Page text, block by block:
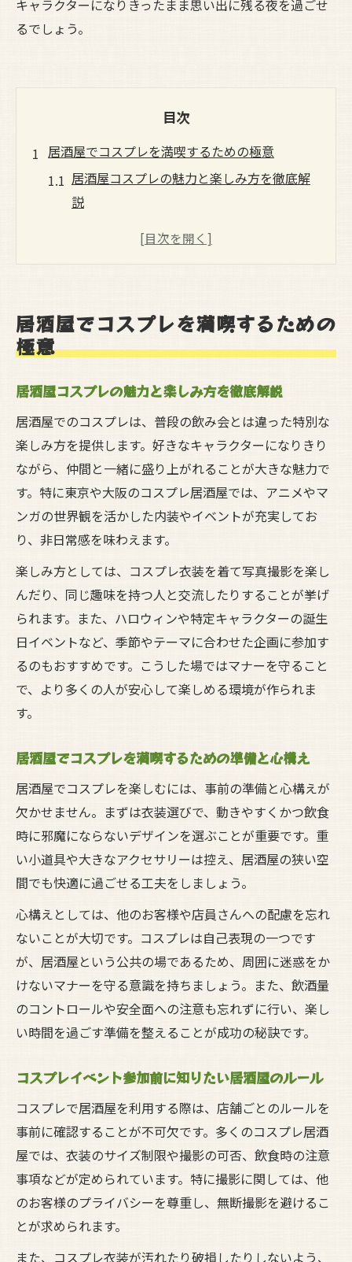
キャラクターになりきったまま思い出に残る夜を過ごせ
るでしょう。
目次
居酒屋でコスプレを満喫するための極意
居酒屋コスプレの魅力と楽しみ方を徹底解
説
居酒屋でコスプレを満喫するための準備と
コスプレで居酒屋を利用する際のポイント
紹介
居酒屋コスプレ体験を充実させるためのコ
ツ
コスプレ衣装で安心して楽しむ居酒屋体験
居酒屋コスプレ時に気をつけたい衣装の選
び方
居酒屋で安心して楽しむコスプレ衣装の工
夫
点
居酒屋でコスプレを安全に楽しむ衣装管理
コスプレ衣装の露出NGと居酒屋のマナー
マナーを守って居酒屋コスプレを満喫しよう
居酒屋で求められるコスプレの暗黙ルール
解説
居酒屋コスプレでNGとなる行為とその理由
コスプレ居酒屋で安心して過ごすためのマ
ナー
居酒屋でコスプレを楽しむ際のマナー違反
回避法
安全に配慮した居酒屋のコスプレルール解説
居酒屋でコスプレを安全に楽しむための基
本ルール
コスプレ居酒屋で守るべき安全対策のポイ
ント
居酒屋コスプレ体験時のリスクと注意事項
コスプレ初心者が安心できる居酒屋ルール
解説
気軽に居酒屋でコスプレするポイント集
居酒屋で気軽にコスプレを始めるためのヒ
ント
コスプレ初心者も安心な居酒屋選びのコツ
居酒屋でコスプレを満喫するための
極意
居酒屋コスプレの魅力と楽しみ方を徹底解説
居酒屋でのコスプレは、普段の飲み会とは違った特別な
楽しみ方を提供します。好きなキャラクターになりきり
ながら、仲間と一緒に盛り上がれることが大きな魅力で
す。特に東京や大阪のコスプレ居酒屋では、アニメやマ
ンガの世界観を活かした内装やイベントが充実してお
り、非日常感を味わえます。
楽しみ方としては、コスプレ衣装を着て写真撮影を楽し
んだり、同じ趣味を持つ人と交流したりすることが挙げ
られます。また、ハロウィンや特定キャラクターの誕生
日イベントなど、季節やテーマに合わせた企画に参加す
るのもおすすめです。こうした場ではマナーを守ること
で、より多くの人が安心して楽しめる環境が作られま
す。
居酒屋でコスプレを満喫するための準備と心構え
居酒屋でコスプレを楽しむには、事前の準備と心構えが
欠かせません。まずは衣装選びで、動きやすくかつ飲食
時に邪魔にならないデザインを選ぶことが重要です。重
い小道具や大きなアクセサリーは控え、居酒屋の狭い空
間でも快適に過ごせる工夫をしましょう。
心構えとしては、他のお客様や店員さんへの配慮を忘れ
ないことが大切です。コスプレは自己表現の一つです
が、居酒屋という公共の場であるため、周囲に迷惑をか
けないマナーを守る意識を持ちましょう。また、飲酒量
のコントロールや安全面への注意も忘れずに行い、楽し
い時間を過ごす準備を整えることが成功の秘訣です。
コスプレイベント参加前に知りたい居酒屋のルール
コスプレで居酒屋を利用する際は、店舗ごとのルールを
事前に確認することが不可欠です。多くのコスプレ居酒
屋では、衣装のサイズ制限や撮影の可否、飲食時の注意
事項などが定められています。特に撮影に関しては、他
のお客様のプライバシーを尊重し、無断撮影を避けるこ
とが求められます。
また、コスプレ衣装が汚れたり破損したりしないよう、